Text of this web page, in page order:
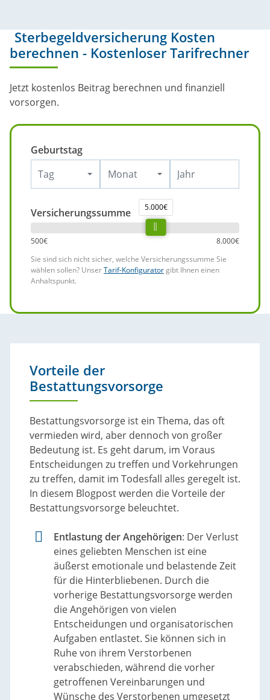
Sterbegeldversicherung Kosten
berechnen - Kostenloser Tarifrechner
Jetzt kostenlos Beitrag berechnen und finanziell
vorsorgen.
Geburtstag
Tag
Monat
Versicherungssumme 5.000€
500€
8.000€
Sie sind sich nicht sicher, welche Versicherungssumme Sie
wählen sollen? UnserTarif-Konfigurator gibt Ihnen einen
Anhaltspunkt.
Vorteile der
Bestattungsvorsorge
Bestattungsvorsorge ist ein Thema, das oft
vermieden wird, aber dennoch von großer
Bedeutung ist. Es geht darum, im Voraus
Entscheidungen zu treffen und Vorkehrungen
zu treffen, damit im Todesfall alles geregelt ist.
In diesem Blogpost werden die Vorteile der
Bestattungsvorsorge beleuchtet.
Entlastung der Angehörigen: Der Verlust
eines geliebten Menschen ist eine
äußerst emotionale und belastende Zeit
für die Hinterbliebenen. Durch die
vorherige Bestattungsvorsorge werden
die Angehörigen von vielen
Entscheidungen und organisatorischen
Aufgaben entlastet. Sie können sich in
Ruhe von ihrem Verstorbenen
verabschieden, während die vorher
getroffenen Vereinbarungen und
Wünsche des Verstorbenen umgesetzt